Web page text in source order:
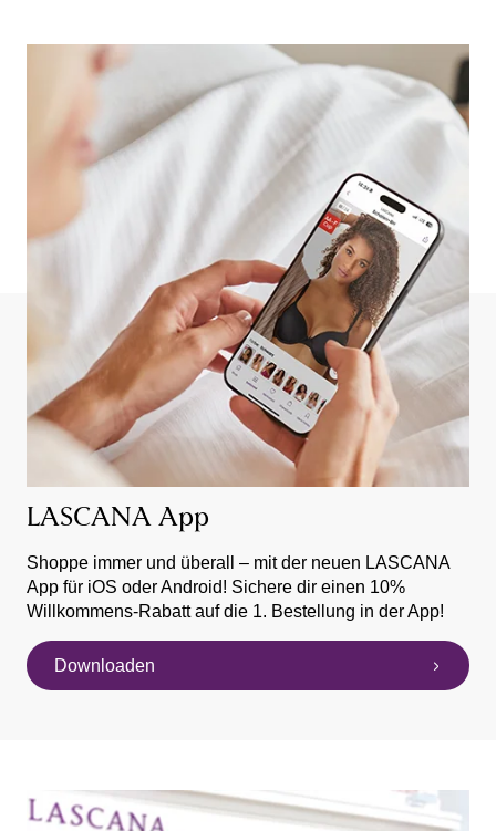
LASCANA App
Shoppe immer und überall – mit der neuen LASCANA
App für iOS oder Android! Sichere dir einen 10%
Willkommens-Rabatt auf die 1. Bestellung in der App!
Downloaden